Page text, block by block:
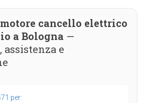
cancello elettrico
a Bologna —
e
per: